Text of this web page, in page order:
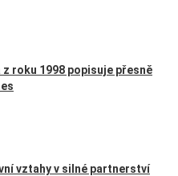
roku 1998 popisuje přesně
vztahy v silné partnerství